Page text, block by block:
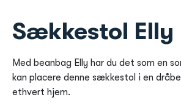
Sækkestol Elly
Med beanbag Elly har du det som en
kan placere denne sækkestol i en
ethvert hjem.